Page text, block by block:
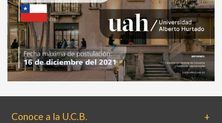
Conoce a la U.C.B.